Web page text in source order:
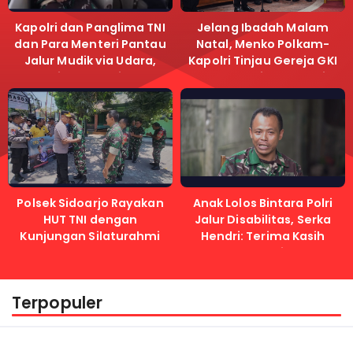
Kapolri dan Panglima TNI
dan Para Menteri Pantau
Jalur Mudik via Udara,
Pastikan Lalu Lintas
Lancar
Jelang Ibadah Malam
Natal, Menko Polkam-
Kapolri Tinjau Gereja GKI
Samanhudi dan Gereja
Polsek Sidoarjo Rayakan
HUT TNI dengan
Kunjungan Silaturahmi
Anak Lolos Bintara Polri
Jalur Disabilitas, Serka
Hendri: Terima Kasih
Kapolri
Terpopuler